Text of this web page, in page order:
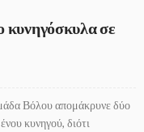
κυνηγόσκυλα σε
Βόλου απομάκρυνε δύο
κυνηγού, διότι